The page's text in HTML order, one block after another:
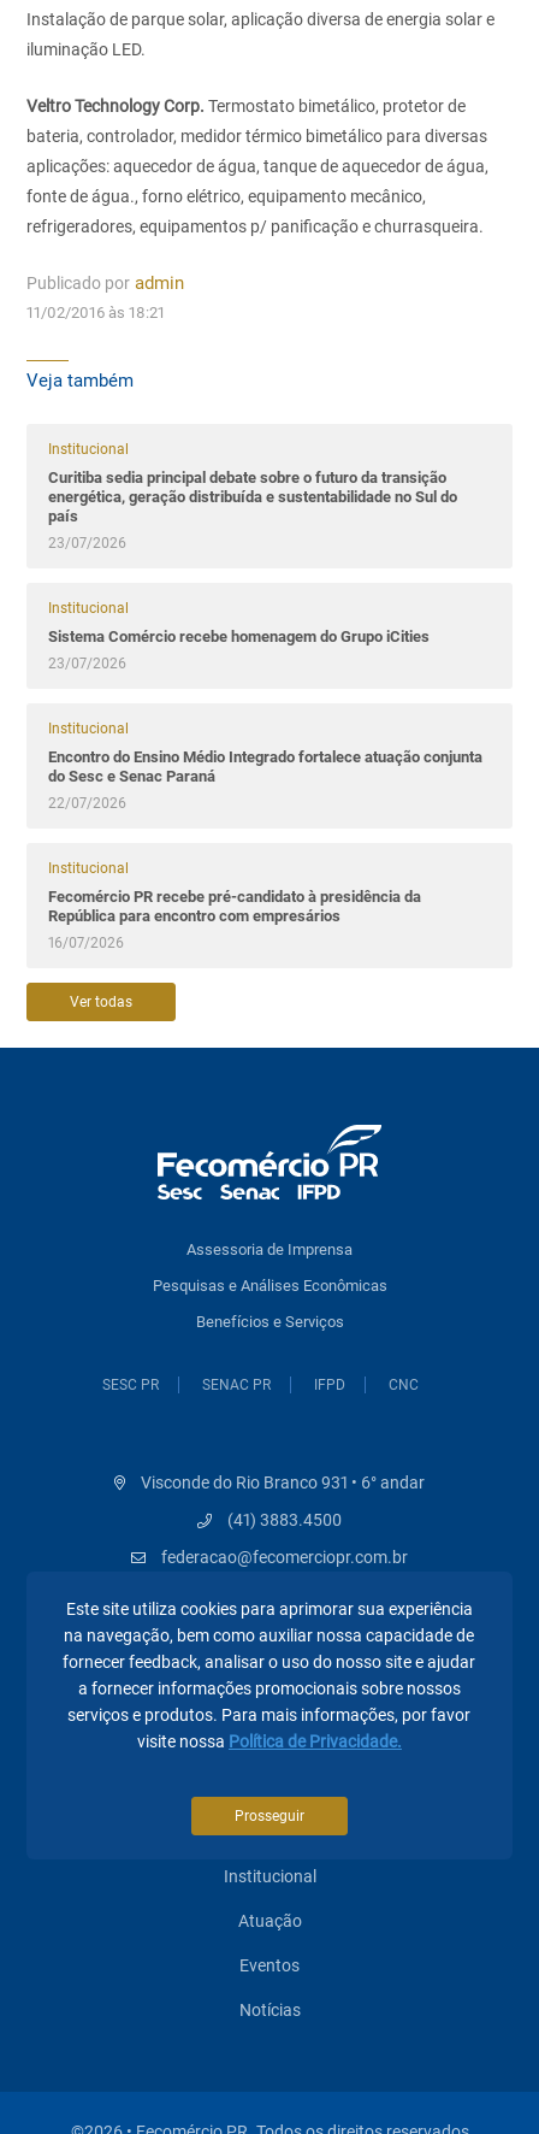
Instalação de parque solar, aplicação diversa de energia solar e
iluminação LED.
Veltro Technology Corp. Termostato bimetálico, protetor de
bateria, controlador, medidor térmico bimetálico para diversas
aplicações: aquecedor de água, tanque de aquecedor de água,
fonte de água., forno elétrico, equipamento mecânico,
refrigeradores, equipamentos p/ panificação e churrasqueira.
Publicado por admin
11/02/2016 às 18:21
Veja também
Institucional
Curitiba sedia principal debate sobre o futuro da transição
energética, geração distribuída e sustentabilidade no Sul do
país
23/07/2026
Institucional
Sistema Comércio recebe homenagem do Grupo iCities
23/07/2026
Institucional
Encontro do Ensino Médio Integrado fortalece atuação conjunta
do Sesc e Senac Paraná
22/07/2026
Institucional
Fecomércio PR recebe pré-candidato à presidência da
República para encontro com empresários
16/07/2026
Ver todas
Assessoria de Imprensa
Pesquisas e Análises Econômicas
Benefícios e Serviços
SESC PR SENAC PR IFPD CNC
Visconde do Rio Branco 931 • 6° andar
(41) 3883.4500
federacao@fecomerciopr.com.br
Páginas mais visitadas
Sindicatos
Institucional
Atuação
Eventos
Notícias
Este site utiliza cookies para aprimorar sua experiência
na navegação, bem como auxiliar nossa capacidade de
fornecer feedback, analisar o uso do nosso site e ajudar
a fornecer informações promocionais sobre nossos
serviços e produtos. Para mais informações, por favor
visite nossa Política de Privacidade.
Prosseguir